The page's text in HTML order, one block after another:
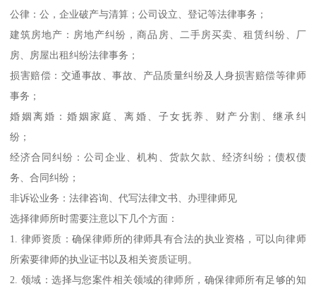
公律：公，企业破产与清算；公司设立、登记等法律事务；
建筑房地产：房地产纠纷，商品房、二手房买卖、租赁纠纷、厂
房、房屋出租纠纷法律事务；
损害赔偿：交通事故、事故、产品质量纠纷及人身损害赔偿等律师
事务；
婚姻离婚：婚姻家庭、离婚、子女抚养、财产分割、继承纠
纷；
经济合同纠纷：公司企业、机构、货款欠款、经济纠纷；债权债
务、合同纠纷；
非诉讼业务：法律咨询、代写法律文书、办理律师见
选择律师所时需要注意以下几个方面：
1. 律师资质：确保律师所的律师具有合法的执业资格，可以向律师
所索要律师的执业证书以及相关资质证明。
2. 领域：选择与您案件相关领域的律师所，确保律师所有足够的知